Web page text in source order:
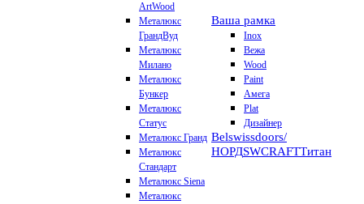
ArtWood
Металюкс
ГрандВуд
Металюкс
Милано
Металюкс
Бункер
Металюкс
Статус
Металюкс Гранд
Металюкс
Стандарт
Металюкс Siena
Металюкс
Ваша рамка
Inox
Вежа
Wood
Paint
Амега
Plat
Дизайнер
Belswissdoors/
НОРДSWCRAFTТитан